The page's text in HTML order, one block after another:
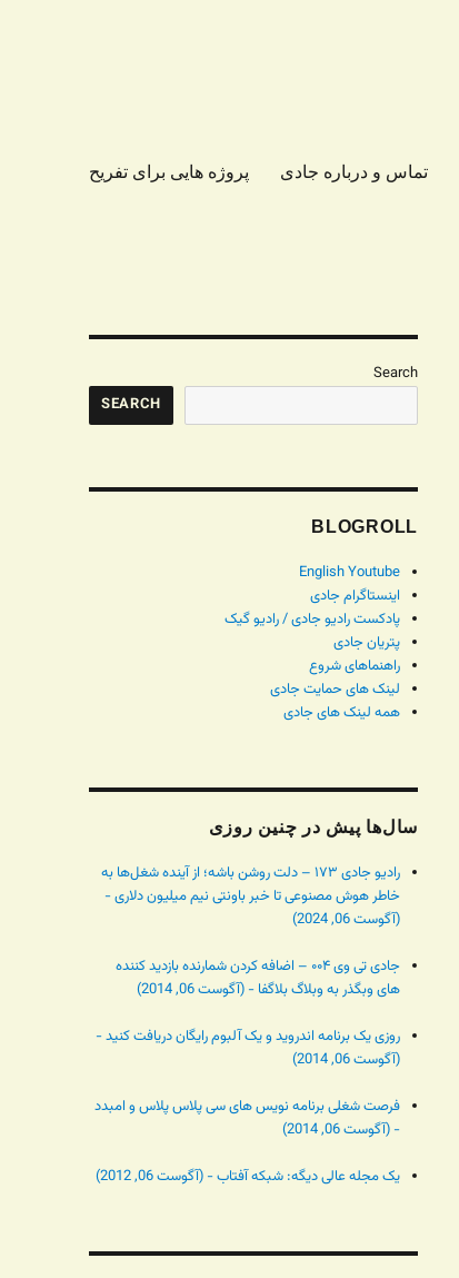
تماس و درباره جادی پروژه هایی برای تفریح
Search
SEARCH
BLOGROLL
English Youtube
اینستاگرام جادی
پادکست رادیو جادی / رادیو گیک
پتریان جادی
راهنماهای شروع
لینک های حمایت جادی
همه لینک های جادی
سال‌ها پیش در چنین روزی
رادیو جادی ۱۷۳ – دلت روشن باشه؛ از آینده شغل‌ها به
خاطر هوش مصنوعی تا خبر باونتی نیم میلیون دلاری -
(آگوست 06, 2024)
جادی تی وی ۰۰۴ – اضافه کردن شمارنده بازدید کننده
های وبگذر به وبلاگ بلاگفا - (آگوست 06, 2014)
روزی یک برنامه اندروید و یک آلبوم رایگان دریافت کنید -
(آگوست 06, 2014)
فرصت شغلی برنامه نویس های سی پلاس پلاس و امبدد
- (آگوست 06, 2014)
یک مجله عالی دیگه: شبکه آفتاب - (آگوست 06, 2012)